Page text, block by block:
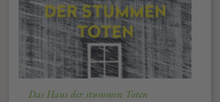
Das Haus der stummen Toten